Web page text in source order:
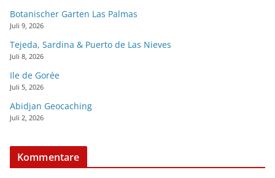
Botanischer Garten Las Palmas
Juli 9, 2026
Tejeda, Sardina & Puerto de Las Nieves
Juli 8, 2026
Ile de Gorée
Juli 5, 2026
Abidjan Geocaching
Juli 2, 2026
Kommentare